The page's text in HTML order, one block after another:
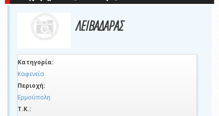
ΛΕΙΒΑΔΑΡΑΣ
Κατηγορία:
Καφενεία
Περιοχή:
Ερμούπολη
Τ.Κ.: